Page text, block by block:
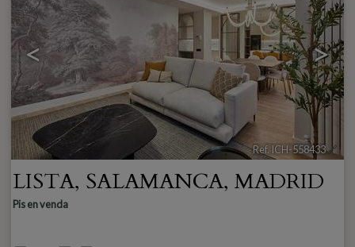
< >
Ref. ICH-558433🔗
LISTA, SALAMANCA, MADRID
Pis en venda